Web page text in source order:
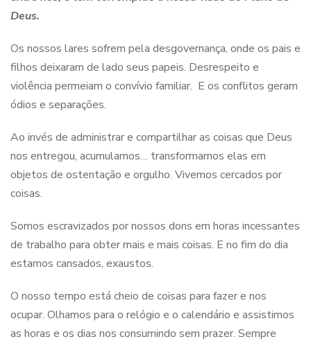
Deus.
Os nossos lares sofrem pela desgovernança, onde os pais e
filhos deixaram de lado seus papeis. Desrespeito e
violência permeiam o convívio familiar. E os conflitos geram
ódios e separações.
Ao invés de administrar e compartilhar as coisas que Deus
nos entregou, acumulamos… transformamos elas em
objetos de ostentação e orgulho. Vivemos cercados por
coisas.
Somos escravizados por nossos dons em horas incessantes
de trabalho para obter mais e mais coisas. E no fim do dia
estamos cansados, exaustos.
O nosso tempo está cheio de coisas para fazer e nos
ocupar. Olhamos para o relógio e o calendário e assistimos
as horas e os dias nos consumindo sem prazer. Sempre